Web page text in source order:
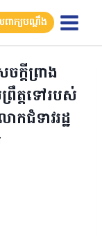
ាក្យបណ្តឹង
ក្តីព្រាង
រឹត្តទៅរបស់
ជំទាវរដ្ឋ